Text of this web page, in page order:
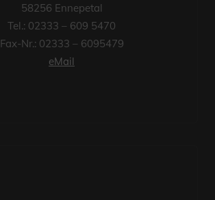
58256 Ennepetal
Tel.: 02333 – 609 5470
Fax-Nr.: 02333 – 6095479
eMail